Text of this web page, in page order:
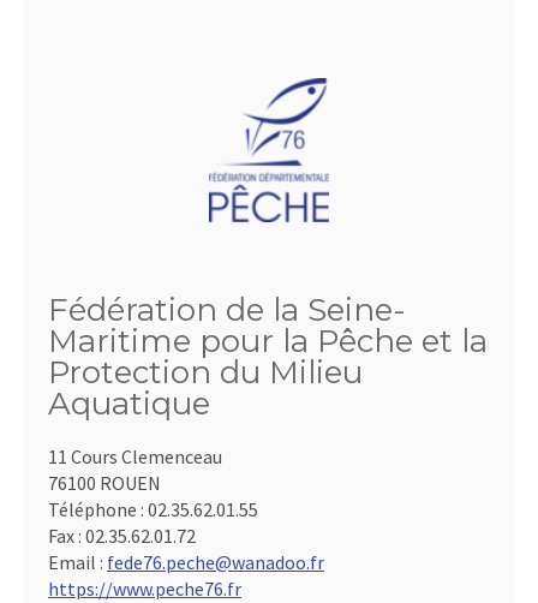
Fédération de la Seine-
Maritime pour la Pêche et la
Protection du Milieu
Aquatique
11 Cours Clemenceau
76100 ROUEN
Téléphone : 02.35.62.01.55
Fax : 02.35.62.01.72
Email : fede76.peche@wanadoo.fr
https://www.peche76.fr